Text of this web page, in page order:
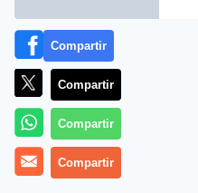
Una joven de una aldea
Compartir
Compartir
Compartir
Compartir